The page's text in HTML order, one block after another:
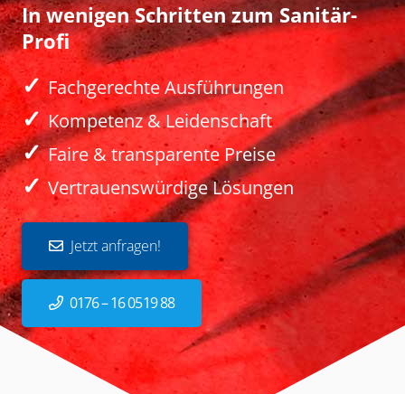
In wenigen Schritten zum Sanitär-
Profi
✓ Fachgerechte Ausführungen
✓ Kompetenz & Leidenschaft
✓Faire & transparente Preise
✓Vertrauenswürdige Lösungen
Jetzt anfragen!
0176 – 16 0519 88